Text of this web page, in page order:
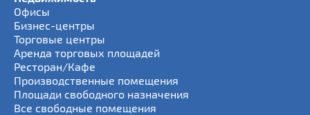
Офисы
Бизнес-центры
Торговые центры
Аренда торговых площадей
Ресторан/Кафе
Производственные помещения
Площади свободного назначения
Все свободные помещения